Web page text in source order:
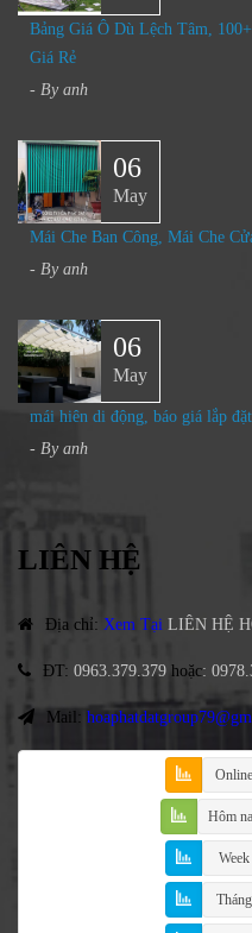
Bảng Giá Ô Dù Lệch Tâm,
Giá Rẻ
- By anh
06
May
Mái Che Ban Công, Mái Che
- By anh
06
May
mái hiên di động, báo giá lắp
- By anh
LIÊN HỆ
Địa chỉ: Xem Tại LIÊN HỆ
ĐT: 0963.379.379 hoặc:
Mail:
Online
Hôm
Week
Tháng